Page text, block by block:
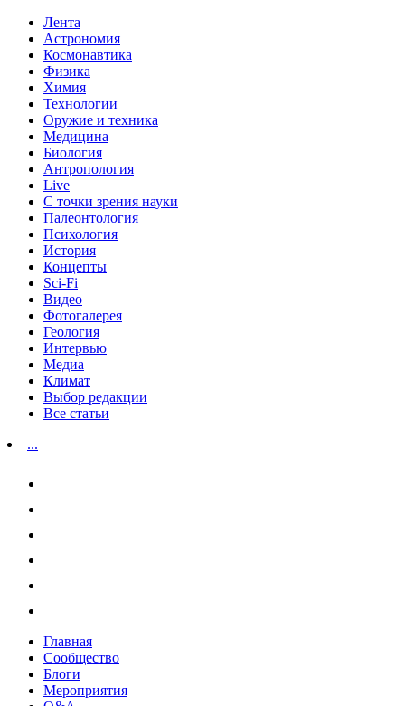
Лента
Астрономия
Космонавтика
Физика
Химия
Технологии
Оружие и техника
Медицина
Биология
Антропология
Live
С точки зрения науки
Палеонтология
Психология
История
Концепты
Sci-Fi
Видео
Фотогалерея
Геология
Интервью
Медиа
Климат
Выбор редакции
Все статьи
...
Главная
Сообщество
Блоги
Мероприятия